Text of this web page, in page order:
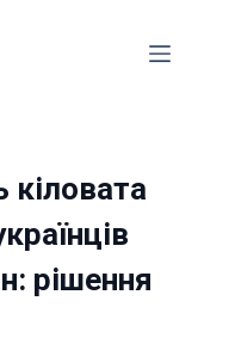
кіловата
рішення